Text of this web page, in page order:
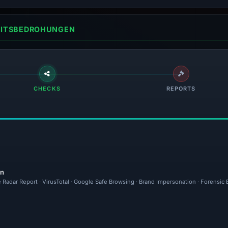
CHECKS REPORTS
Radar Report · VirusTotal · Google Safe Browsing · Brand Impersonation ·